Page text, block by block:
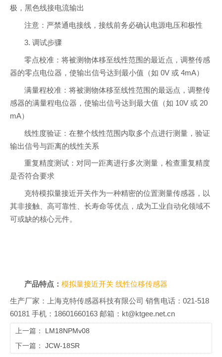
极，黑色线接电流输出
注意：严禁通电接线，接线前务必确认电源电压和极性
3. 调试步骤
零点校准：将被测物体移至线性范围的最近点，调整传感
器的零点电位器，使输出信号达到最小值（如 0V 或 4mA）
满量程校准：将被测物体移至线性范围的最远点，调整传
感器的满量程电位器，使输出信号达到最大值（如 10V 或 20
mA）
线性度验证：在整个线性范围内取多个点进行测量，验证
输出信号与距离的线性关系
重复精度测试：对同一距离进行多次测量，检查重复精度
是否符合要求
克特模拟量接近开关作为一种精密的位置测量传感器，以
其非接触、高可靠性、长寿命等优点，成为工业自动化领域不
可或缺的核心元件。
产品特点：模拟量接近开关线性位移传感器
生产厂家：上海克特传感器科技有限公司 销售电话：021-518
60181 手机：18601660163 邮箱：kt@ktgee.net.cn
上一篇： LM18NPMv08
下一篇： JCW-18SR